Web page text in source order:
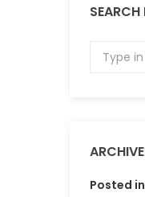
SEARCH
Posted